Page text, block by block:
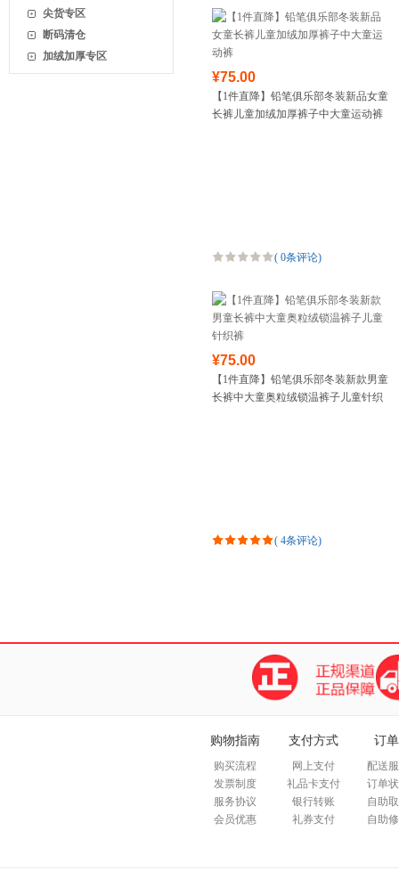
尖货专区
断码清仓
加绒加厚专区
¥75.00
【1件直降】铅笔俱乐部冬装新品女童
长裤儿童加绒加厚裤子中大童运动裤
( 0条评论)
¥75.00
【1件直降】铅笔俱乐部冬装新款男童
长裤中大童奥粒绒锁温裤子儿童针织
( 4条评论)
购物指南
购买流程
发票制度
服务协议
会员优惠
支付方式
网上支付
礼品卡支付
银行转账
礼券支付
订
配送
订单
自助
自助